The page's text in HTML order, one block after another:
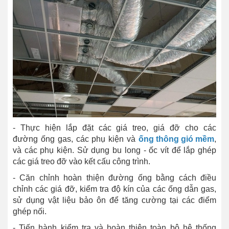
- Thực hiện lắp đặt các giá treo, giá đỡ cho các
đường ống gas, các phụ kiện và ống thông gió mềm,
và các phụ kiện. Sử dụng bu long - ốc vít để lắp ghép
các giá treo đỡ vào kết cấu công trình.
- Căn chỉnh hoàn thiện đường ống bằng cách điều
chỉnh các giá đỡ, kiểm tra độ kín của các ống dẫn gas,
sử dụng vật liệu bảo ôn để tăng cường tại các điểm
ghép nối.